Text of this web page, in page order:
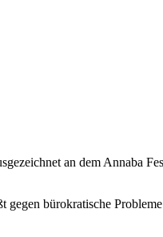
an dem Annaba
bürokratische